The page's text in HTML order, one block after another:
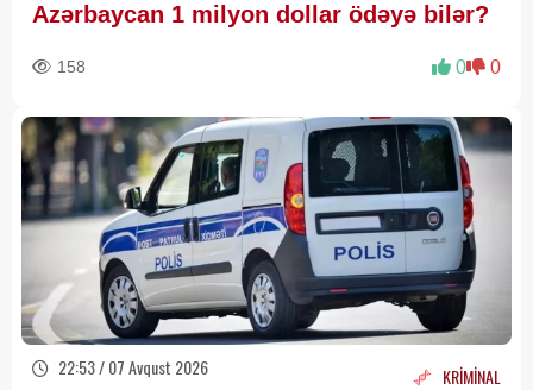
Azərbaycan 1 milyon dollar ödəyə bilər?
158 0 0
22:53 / 07 Avqust 2026 KRİMİNAL